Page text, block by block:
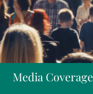
Media Coverage